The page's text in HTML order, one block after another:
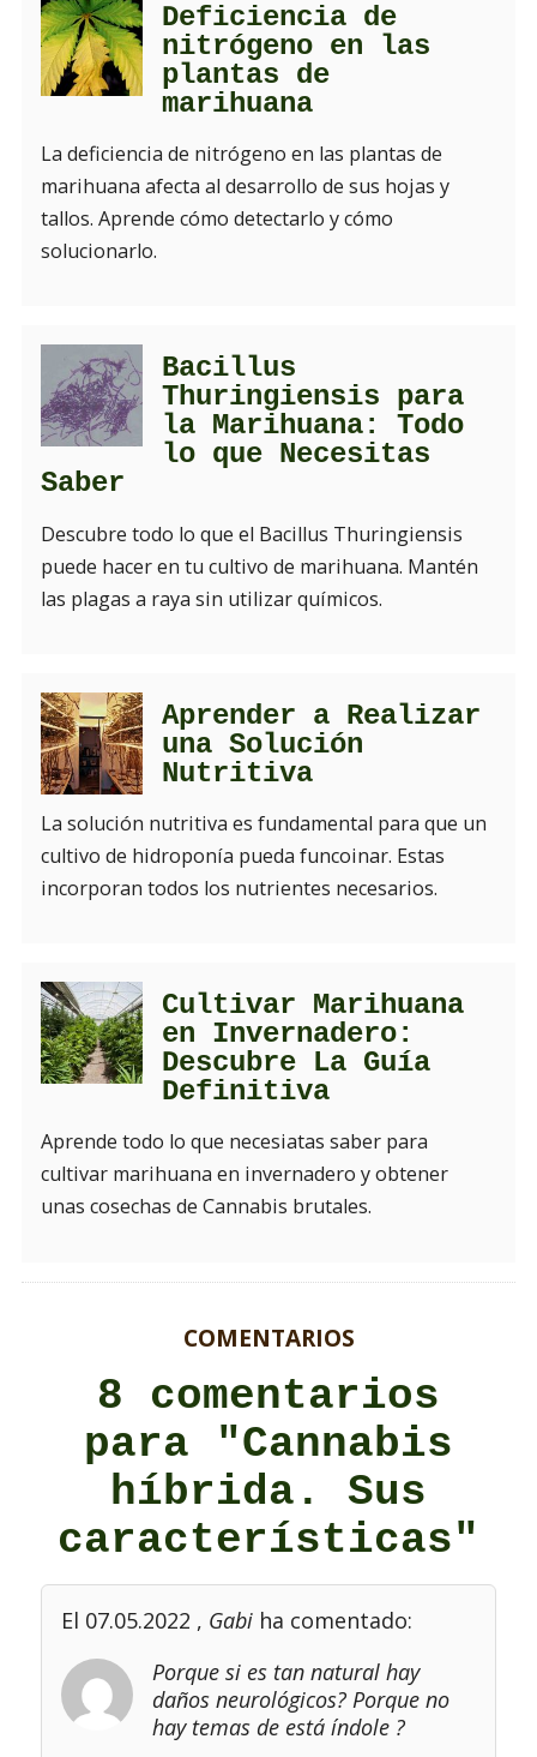
Deficiencia de
nitrógeno en las
plantas de
marihuana
La deficiencia de nitrógeno en las plantas de
marihuana afecta al desarrollo de sus hojas y
tallos. Aprende cómo detectarlo y cómo
solucionarlo.
Bacillus
Thuringiensis para
la Marihuana: Todo
lo que Necesitas
Saber
Descubre todo lo que el Bacillus Thuringiensis
puede hacer en tu cultivo de marihuana. Mantén
las plagas a raya sin utilizar químicos.
Aprender a Realizar
una Solución
Nutritiva
La solución nutritiva es fundamental para que un
cultivo de hidroponía pueda funcoinar. Estas
incorporan todos los nutrientes necesarios.
Cultivar Marihuana
en Invernadero:
Descubre La Guía
Definitiva
Aprende todo lo que necesiatas saber para
cultivar marihuana en invernadero y obtener
unas cosechas de Cannabis brutales.
COMENTARIOS
8 comentarios
para "Cannabis
híbrida. Sus
características"
El 07.05.2022 , Gabi ha comentado:
Porque si es tan natural hay
daños neurológicos? Porque no
hay temas de está índole ?